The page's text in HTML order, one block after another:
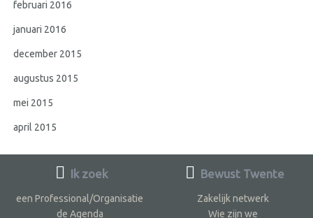
februari 2016
januari 2016
december 2015
augustus 2015
mei 2015
april 2015
Ik zoek
een Professional/Organisatie
de Agenda
Bewust Twente
Zakelijk netwerk
Wie zijn we